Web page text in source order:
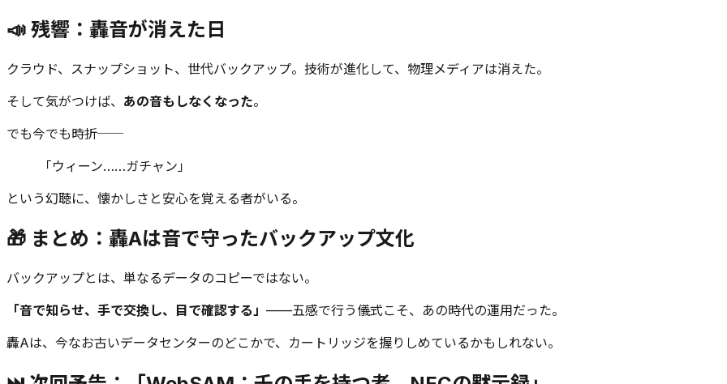
📣 残響：轟音が消えた日
クラウド、スナップショット、世代バックアップ。技術が進化して、物理メディアは消えた。
そして気がつけば、 あの音もしなくなった。
でも今でも時折──
「ウィーン……ガチャン」
という幻聴に、懐かしさと安心を覚える者がいる。
🎁 まとめ：轟Aは音で守ったバックアップ文化
バックアップとは、単なるデータのコピーではない。
「音で知らせ、手で交換し、目で確認する」 ——五感で行う儀式こそ、あの時代の運用だった。
轟Aは、今なお古いデータセンターのどこかで、カートリッジを握りしめているかもしれない。